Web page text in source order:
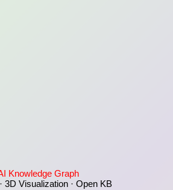
Knowledge Graph
3D Visualization · Open KB